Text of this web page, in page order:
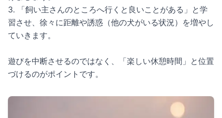
3. 「飼い主さんのところへ行くと良いことがある」と学
習させ、徐々に距離や誘惑（他の犬がいる状況）を増やし
ていきます。
遊びを中断させるのではなく、「楽しい休憩時間」と位置
づけるのがポイントです。